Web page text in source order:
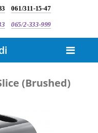
061/311-15-47
065/2-333-999
(Brushed)